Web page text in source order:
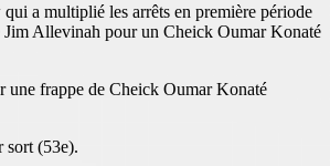
a multiplié les arrêts en première période
Jim Allevinah pour un Cheick Oumar Konaté
une frappe de Cheick Oumar Konaté
sort (53e).